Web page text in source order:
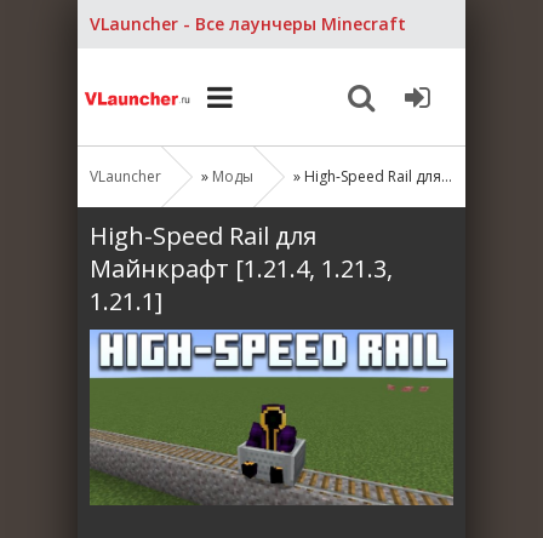
VLauncher - Все лаунчеры Minecraft
VLauncher » Моды » High-Speed Rail для Майнкрафт [1.21.4, 1.21.3, 1.21.1]
High-Speed Rail для
Майнкрафт [1.21.4, 1.21.3,
1.21.1]